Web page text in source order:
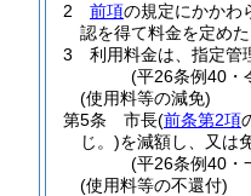
2
前項の規定にかかわ
認を得て料金を定め
3
利用料金は、指定管
(平26条例40・
(使用料等の減免)
第5条
市長(前条第2項
じ。)を減額し、又は
(平26条例40・
(使用料等の不還付)